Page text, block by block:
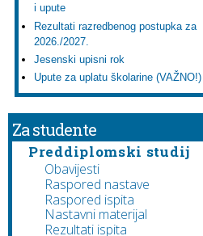
i upute
Rezultati razredbenog postupka za
2026./2027.
Jesenski upisni rok
Upute za uplatu školarine (VAŽNO!)
Za studente
Preddiplomski studij
Obavijesti
Raspored nastave
Raspored ispita
Nastavni materijal
Rezultati ispita